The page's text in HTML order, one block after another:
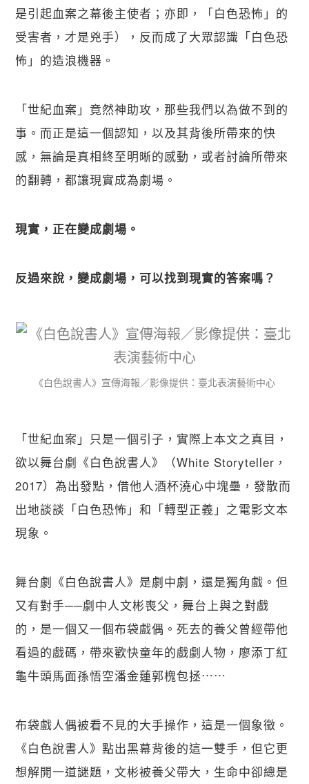
是引起血案之幕後主使者；亦即，「白色恐怖」的
受害者，才是兇手），反而成了大眾認識「白色恐
怖」的造浪機器。
「世紀血案」竟然神助攻，那些我們以為做不到的
事。而正是這一個認知，以及其背後所帶來的快
感，無論是真相終至明晰的感動，或者討論所帶來
的翻轉，都讓現實成為劇場。
現實，正在變成劇場。
反過來說，變成劇場，可以找到現實的答案嗎？
《白色說書人》宣傳海報／影像提供：臺北表演藝術中心
「世紀血案」只是一個引子，實際上本文之真目，
欲以舞台劇《白色說書人》（White Storyteller，
2017）為出發點，借他人酒杯澆心中塊壘，發散而
出地談談「白色恐怖」和「轉型正義」之電影文本
現象。
舞台劇《白色說書人》是劇中劇，還是獨角戲。但
又有對手──劇中人文彬喪父，舞台上與之對戲
的，是一個又一個布袋戲偶。死去的養父曾經帶他
看過的戲碼，帶來歡快童年的戲劇人物，廖添丁紅
龜牛頭馬面孫悟空潘金蓮郭槐包拯⋯⋯
布袋戲人偶被看不見的大手操作，這是一個象徵。
《白色說書人》點出黑幕背後的這一雙手，但它更
想解開一道謎題，文彬被養父帶大，生命中卻總是